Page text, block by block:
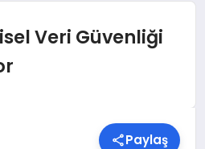
Veri Güvenliği
Paylaş